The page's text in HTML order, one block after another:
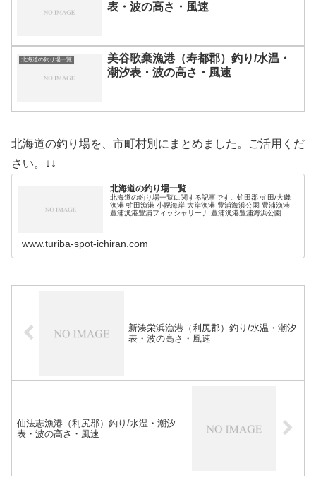
表・波の高さ・風速
北海道の釣り場一覧
美谷歌棄漁港（寿都郡）釣り/水温・
潮汐表・波の高さ・風速
北海道の釣り場を、市町村別にまとめました。ご活用くだ
さい。↓↓
北海道の釣り場一覧
北海道の釣り場一覧に関する記事です。虻田郡 虻田/大磯
漁港 虻田漁港 小幌海岸 大岸漁港 豊浦海浜公園 豊浦漁港
豊浦漁港豊浦フィッシャリーナ 豊浦漁港豊浦海浜公園 礼
www.turiba-spot-ichiran.com
新湊栄浜漁港（利尻郡）釣り/水温・潮汐
表・波の高さ・風速
仙法志漁港（利尻郡）釣り/水温・潮汐
表・波の高さ・風速